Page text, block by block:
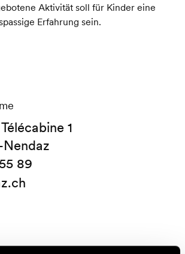
Aktivität soll für Kinder eine
Erfahrung sein.
1
89